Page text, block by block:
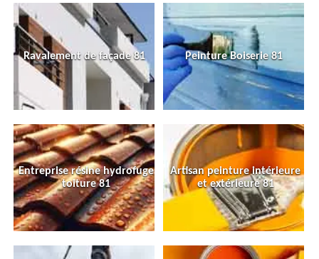
Ravalement de façade 81 Peinture Boiserie 81
Entreprise résine hydrofuge
toiture 81
Artisan peinture intérieure
et extérieure 81